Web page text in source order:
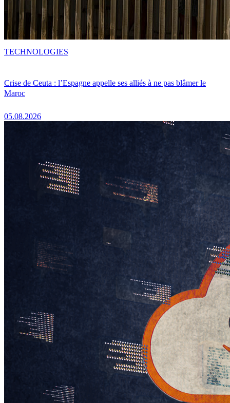
Crise de Ceuta : l’Espagne appelle ses alliés à ne pas blâmer le
Maroc
05.08.2026
TECHNOLOGIES